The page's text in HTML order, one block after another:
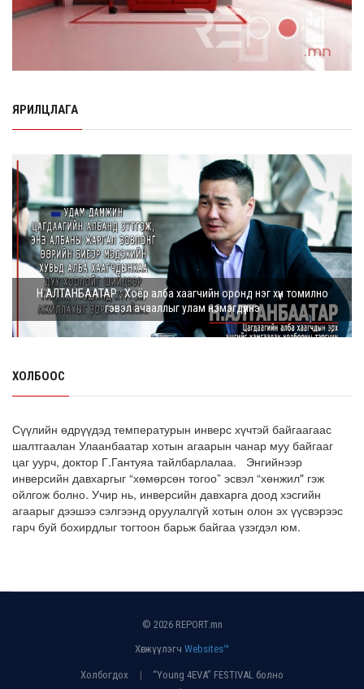
95 хэрэг бүртгэгджээ
8 сарын 06, 2026
Хүүхдийн мөнгө, халамж, тэтгэмжийг энэ сарын 20-нд
НӨАТ-ын буцаан олголтыг 8 хувь болгох өргөдөлд 14
Г.Дамдинням: Шатахууны үнэ дээр тохиролцох
боломжгүй. Одоогоор олдож байгаа газра...
8 сарын 05, 2026
Э.Батшугар: Монгол Улс нэг эх үүсвэрээс буюу өндөр
чанартай эмийг, хямд үнээр худ...
8 сарын 05, 2026
НӨӨЦТЭЙ БАЙНА
8 сарын 05, 2026
Тэгш, сондгойгоор зааглан шатахуун олгосноор
өдрийн ачаалал ХОЁР ДАХИН БУУРСАН
8 сарын 05, 2026
ЯРИЛЦЛАГА
Н.АЛТАНБААТАР : Хоёр алба хаагчийн оронд нэг хүн томилно
гэвэл ачааллыг улам нэмэгдүүлнэ
ХОЛБООС
Сүүлийн өдрүүдэд температурын инверс хүчтэй байгаагаас
шалтгаалан Улаанбаатар хотын агаарын чанар муу байгааг
цаг уурч, доктор Г.Гантуяа тайлбарлалаа. Энгийнээр
инверсийн давхаргыг “хөмөрсөн тогоо” эсвэл “хөнжил" гэж
ойлгож болно. Учир нь, инверсийн давхарга доод хэсгийн
агаарыг дээшээ сэлгээнд оруулалгүй хотын олон эх үүсвэрээс
гарч буй бохирдлыг тогтоон барьж байгаа үзэгдэл юм.
© 2026 REPORT.mn
Хөгжүүлэгч Websites™
Холбогдох “Young 4EVA” FESTIVAL болно